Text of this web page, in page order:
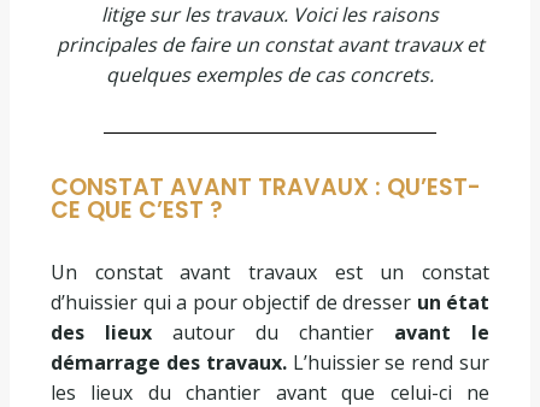
litige sur les travaux. Voici les raisons
principales de faire un constat avant travaux et
quelques exemples de cas concrets.
CONSTAT AVANT TRAVAUX : QU’EST-
CE QUE C’EST ?
Un constat avant travaux est un constat
d’huissier qui a pour objectif de dresser un état
des lieux autour du chantier avant le
démarrage des travaux.L’huissier se rend sur
les lieux du chantier avant que celui-ci ne